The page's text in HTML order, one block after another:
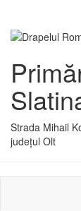
Strada Mihail
județul Olt